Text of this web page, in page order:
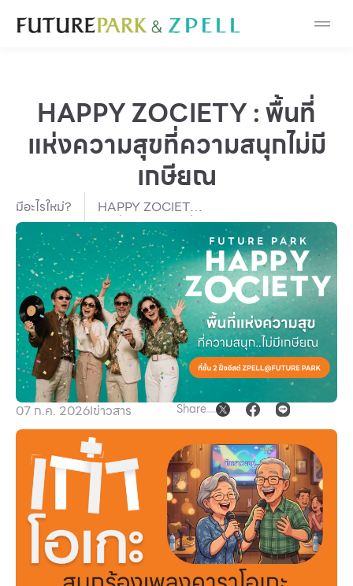
Cosmetic
Fashion
Food
Furniture
Gold & Jewelry
IT
Mobile
Other
School
Service
Superstores
สมาชิก F-MEMBER
กิจกรรมและโปรโมชั่น
HAPPY ZOCIETY : พื้นที่
แห่งความสุขที่ความสนุกไม่มี
เกษียณ
มีอะไรใหม่?
HAPPY ZOCIETY :
พื้นที่แห่งความสุขที่
ความสนุกไม่มีเกษียณ
07 ก.ค. 2026Iข่าวสาร Share